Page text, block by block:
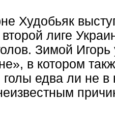
Худобьяк
лиге
Зимой
в котором
голы едва ли не